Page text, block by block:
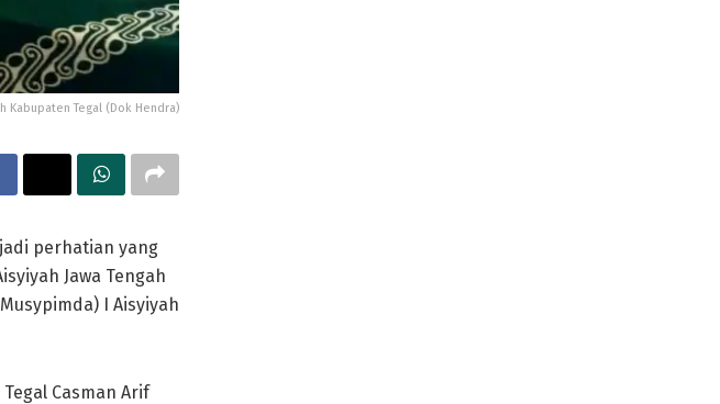
Kabupaten Tegal (Dok Hendra)
perhatian yang
Jawa Tengah
I Aisyiyah
Casman Arif